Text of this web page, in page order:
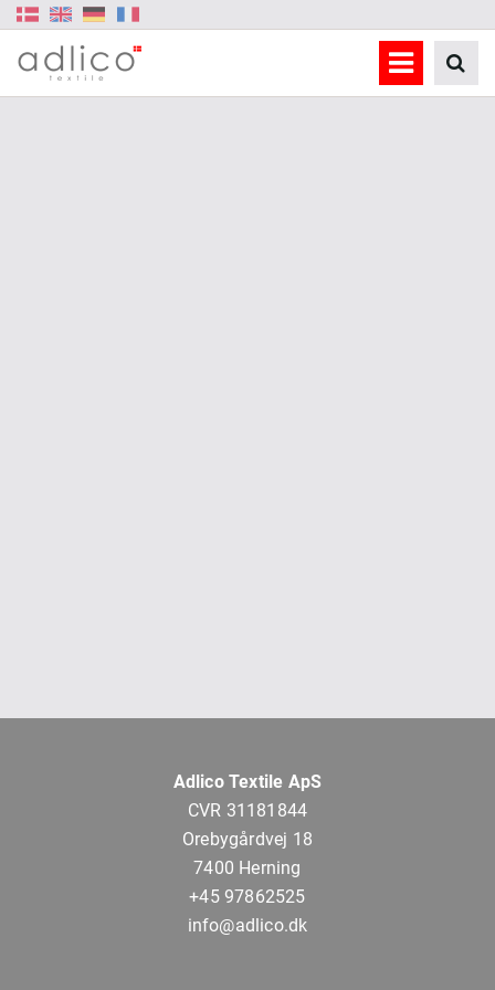
Adlico Textile ApS
CVR 31181844
Orebygårdvej 18
7400 Herning
+45 97862525
info@adlico.dk